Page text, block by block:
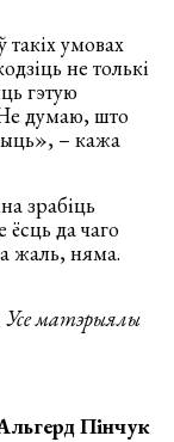
умовах
не толькі
гэтую
думаю, што
– кажа
зрабіць
да чаго
жаль, няма.
Усе матэрыялы
Пінчук